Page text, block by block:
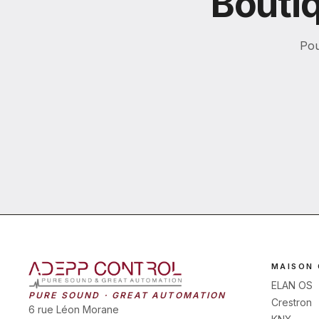
PURE SOUND · GREAT AUTOMATION
6 rue Léon Morane
MAISON
ELAN OS
Crestron